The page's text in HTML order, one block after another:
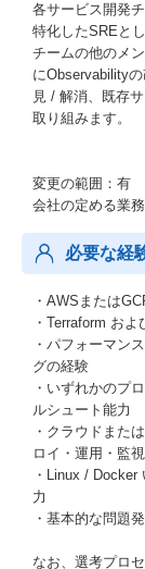
各サービス開発
特化したSREと
チームの他のメ
にObservability
見 / 解消、既存
取り組みます。
変更の範囲：有
会社の定める業務
必要な経
・AWSまたは
・Terraform お
・パフォーマン
グの経験
・いずれかのプ
ルシュート能力
・クラウドまた
ロイ・運用・監
・Linux /
力
・基本的な問題
なお、選考プロ